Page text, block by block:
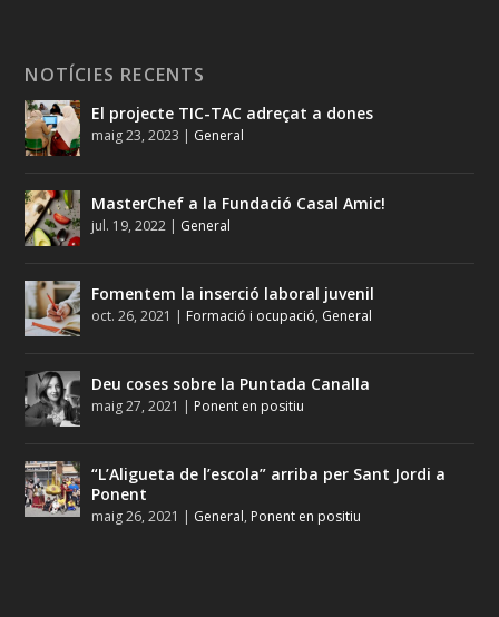
NOTÍCIES RECENTS
El projecte TIC-TAC adreçat a dones
maig 23, 2023 | General
MasterChef a la Fundació Casal Amic!
jul. 19, 2022 | General
Fomentem la inserció laboral juvenil
oct. 26, 2021 | Formació i ocupació, General
Deu coses sobre la Puntada Canalla
maig 27, 2021 | Ponent en positiu
“L’Aligueta de l’escola” arriba per Sant Jordi a
Ponent
maig 26, 2021 | General, Ponent en positiu